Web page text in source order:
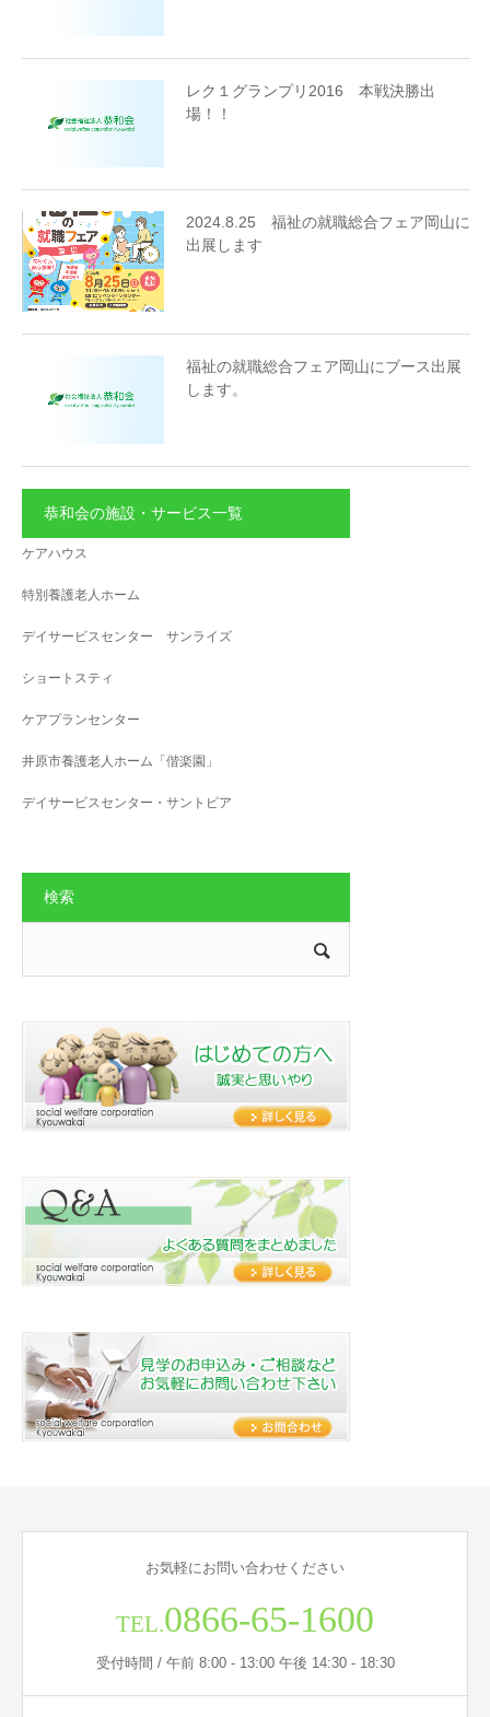
レク１グランプリ2016 本戦決勝出
場！！
2024.8.25 福祉の就職総合フェア岡山に
出展します
福祉の就職総合フェア岡山にブース出展
します。
恭和会の施設・サービス一覧
ケアハウス
特別養護老人ホーム
デイサービスセンター サンライズ
ショートスティ
ケアプランセンター
井原市養護老人ホーム「偕楽園」
デイサービスセンター・サントピア
検索
お気軽にお問い合わせください
TEL.0866-65-1600
受付時間 / 午前 8:00 - 13:00 午後 14:30 - 18:30